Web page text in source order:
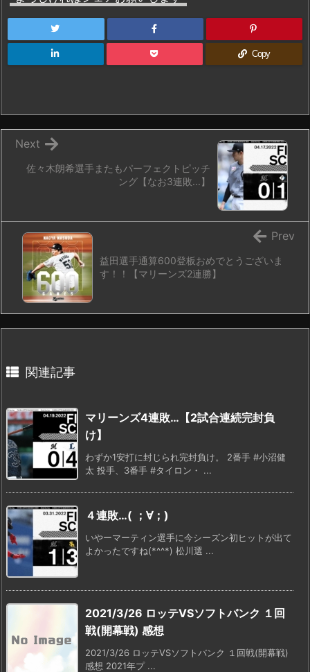
Copy
佐々木朗希選手またもパーフェクトピッチ
ング【なお3連敗...】
Next
益田選手通算600登板おめでとうございま
す！！【マリーンズ2連勝】
Prev
関連記事
マリーンズ4連敗…【2試合連続完封負
け】
わずか1安打に封じられ完封負け。 2番手 #小沼健
太 投手、3番手 #タイロン・ ...
４連敗…( ；∀；)
いやーマーティン選手に今シーズン初ヒットが出て
よかったですね(*^^*) 松川選 ...
2021/3/26 ロッテVSソフトバンク １回
戦(開幕戦) 感想
2021/3/26 ロッテVSソフトバンク １回戦(開幕戦)
感想 2021年プ ...